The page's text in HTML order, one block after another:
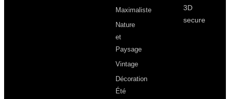
Maximaliste
Nature
et
Paysage
Vintage
Décoration
Été
3D
secure